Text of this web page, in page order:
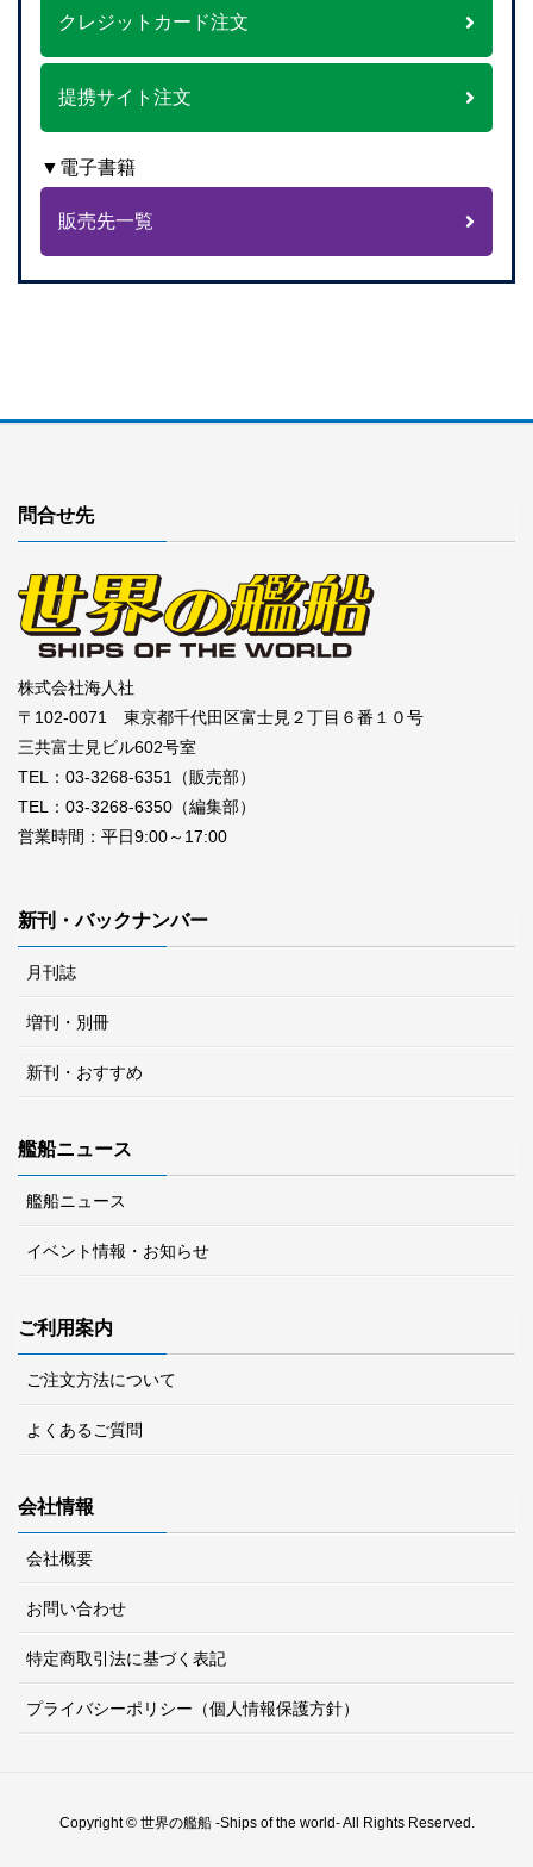
クレジットカード注文
提携サイト注文
▼電子書籍
販売先一覧
問合せ先
株式会社海人社
〒102-0071 東京都千代田区富士見２丁目６番１０号
三共富士見ビル602号室
TEL：03-3268-6351（販売部）
TEL：03-3268-6350（編集部）
営業時間：平日9:00～17:00
新刊・バックナンバー
月刊誌
増刊・別冊
新刊・おすすめ
艦船ニュース
艦船ニュース
イベント情報・お知らせ
ご利用案内
ご注文方法について
よくあるご質問
会社情報
会社概要
お問い合わせ
特定商取引法に基づく表記
プライバシーポリシー（個人情報保護方針）
Copyright © 世界の艦船 -Ships of the world- All Rights Reserved.